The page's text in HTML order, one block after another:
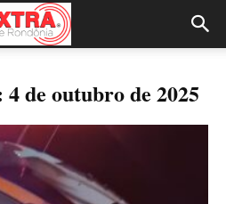
de outubro de 2025